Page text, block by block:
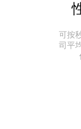
可按
司平